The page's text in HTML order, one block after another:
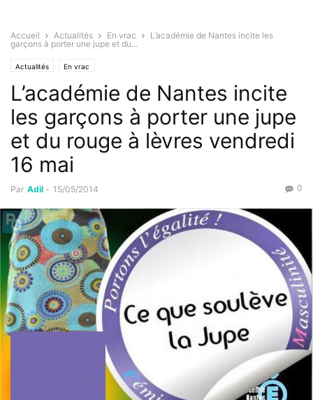
Accueil Actualités En vrac
L’académie de Nantes incite les
garçons à porter une jupe et du...
Actualités En vrac
L’académie de Nantes incite
les garçons à porter une jupe
et du rouge à lèvres vendredi
16 mai
Par Adil - 15/05/2014 0